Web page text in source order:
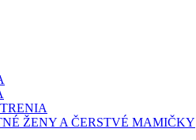
ŽENY A ČERSTVÉ MAMIČKY